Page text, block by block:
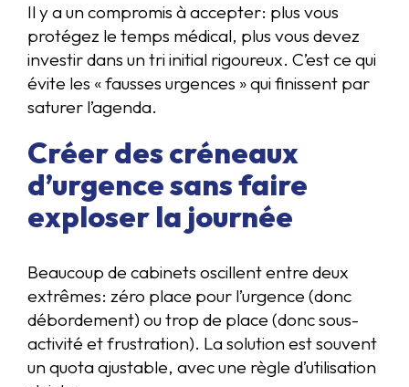
Il y a un compromis à accepter: plus vous
protégez le temps médical, plus vous devez
investir dans un tri initial rigoureux. C’est ce qui
évite les « fausses urgences » qui finissent par
saturer l’agenda.
Créer des créneaux
d’urgence sans faire
exploser la journée
Beaucoup de cabinets oscillent entre deux
extrêmes: zéro place pour l’urgence (donc
débordement) ou trop de place (donc sous-
activité et frustration). La solution est souvent
un quota ajustable, avec une règle d’utilisation